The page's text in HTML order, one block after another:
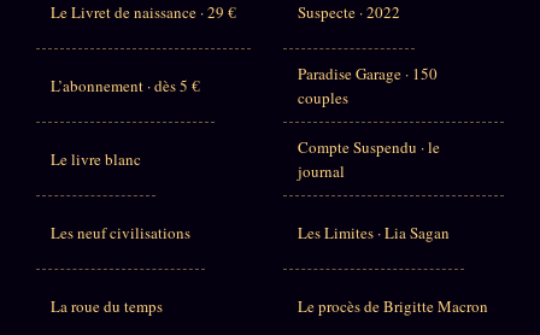
Le Livret de naissance · 29 €
L’abonnement · dès 5 €
Le livre blanc
Les neuf civilisations
La roue du temps
Suspecte · 2022
Paradise Garage · 150
couples
Compte Suspendu · le
journal
Les Limites · Lia Sagan
Le procès de Brigitte Macron